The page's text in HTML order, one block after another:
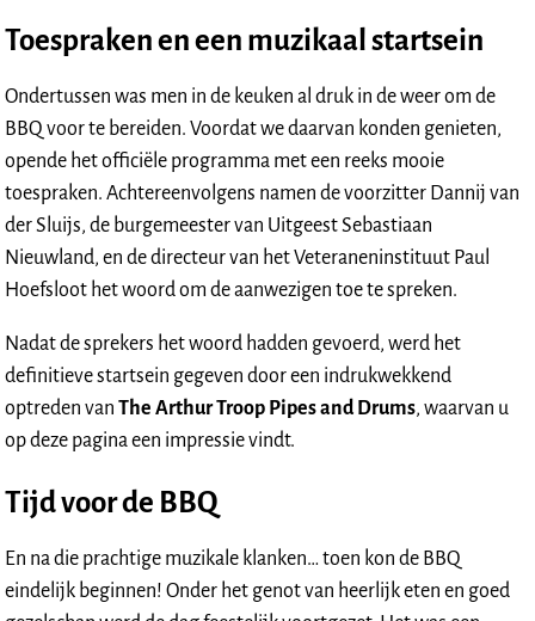
Toespraken en een muzikaal startsein
Ondertussen was men in de keuken al druk in de weer om de
BBQ voor te bereiden. Voordat we daarvan konden genieten,
opende het officiële programma met een reeks mooie
toespraken. Achtereenvolgens namen de voorzitter Dannij van
der Sluijs, de burgemeester van Uitgeest Sebastiaan
Nieuwland, en de directeur van het Veteraneninstituut Paul
Hoefsloot het woord om de aanwezigen toe te spreken.
Nadat de sprekers het woord hadden gevoerd, werd het
definitieve startsein gegeven door een indrukwekkend
optreden vanThe Arthur Troop Pipes and Drums, waarvan u
op deze pagina een impressie vindt.
Tijd voor de BBQ
En na die prachtige muzikale klanken… toen kon de BBQ
eindelijk beginnen! Onder het genot van heerlijk eten en goed